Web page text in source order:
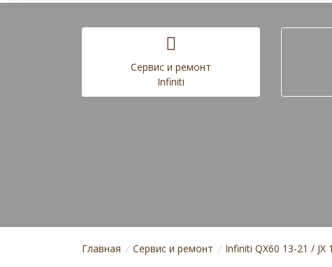
Cервис и ремонт
Infiniti
Главная / Cервис и ремонт / Infiniti QX60 13-21 / JX